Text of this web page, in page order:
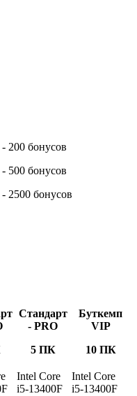
200 бонусов
500 бонусов
2500 бонусов
Стандарт
- PRO
5 ПК
Буткемп
VIP
10 ПК
Intel Core
i5-13400F
Intel Core
i5-13400F